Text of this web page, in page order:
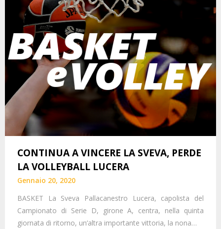
CONTINUA A VINCERE LA SVEVA, PERDE
LA VOLLEYBALL LUCERA
Gennaio 20, 2020
BASKET La Sveva Pallacanestro Lucera, capolista del
Campionato di Serie D, girone A, centra, nella quinta
giornata di ritorno, un’altra importante vittoria, la nona…